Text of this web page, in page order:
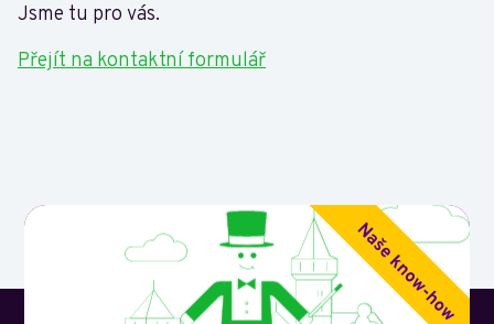
Jsme tu pro vás.
Přejít na kontaktní formulář